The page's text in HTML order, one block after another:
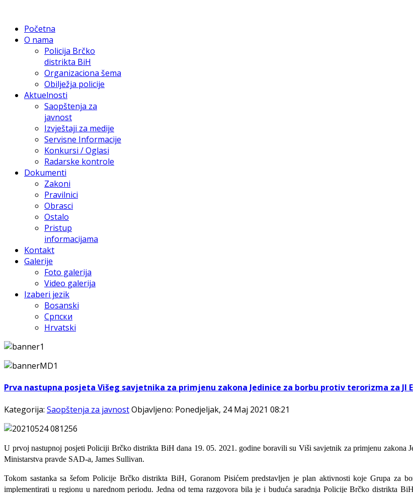
Početna
O nama
Policija Brčko
distrikta BiH
Organizaciona šema
Obilježja policije
Aktuelnosti
Saopštenja za
javnost
Izvještaji za medije
Servisne Informacije
Konkursi / Oglasi
Radarske kontrole
Dokumenti
Zakoni
Pravilnici
Obrasci
Ostalo
Pristup
informacijama
Kontakt
Galerije
Foto galerija
Video galerija
Izaberi jezik
Bosanski
Српски
Hrvatski
Prva nastupna posjeta Višeg savjetnika za primjenu zakona Jedinice za borbu protiv terorizma za JI
Kategorija: Saopštenja za javnostObjavljeno: Ponedjeljak, 24 Maj 2021 08:21
U prvoj nastupnoj posjeti Policiji Brčko distrikta BiH dana 19. 05. 2021. godine boravili su Viši savjetnik za primjenu zakona
Ministarstva pravde SAD-a, James Sullivan.
Tokom sastanka sa šefom Policije Brčko distrikta BiH, Goranom Pisićem predstavljen je plan aktivnosti koje Grupa za
implementirati u regionu u narednom periodu. Jedna od tema razgovora bila je i buduća saradnja Policije Brčko distrikta